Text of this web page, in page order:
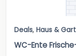
Deals, Haus &
WC-Ente